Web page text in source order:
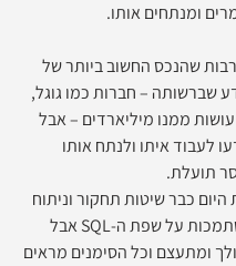
ומנתחים אותו.
שהנכס החשוב ביותר של
שברשותה – חברות כמו גוגל,
עושות ממנו מיליארדים – אבל
לעבוד איתו ולנתח אותו
תועלת.
היום כבר שיטות תחקור וניתוח
נתונים שלא מסתמכות על שפת ה-SQL אבל
ומתעצם וכל הסימנים מראים